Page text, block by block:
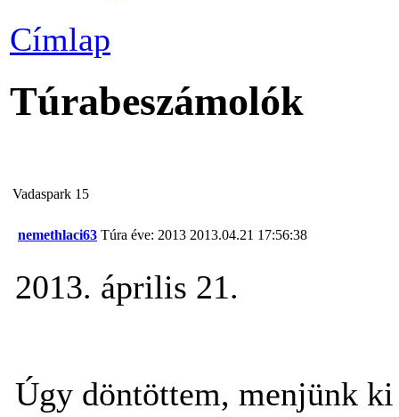
Címlap
Túrabeszámolók
Vadaspark 15
nemethlaci63 Túra éve: 2013 2013.04.21 17:56:38
2013. április 21.
Úgy döntöttem, menjünk ki